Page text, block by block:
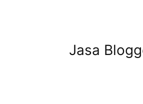
Jasa